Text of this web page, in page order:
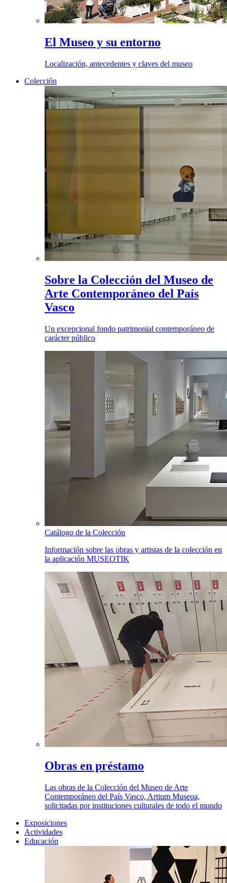
El Museo y su entorno
Localización, antecedentes y claves del museo
Colección
Sobre la Colección del Museo de
Arte Contemporáneo del País
Vasco
Un excepcional fondo patrimonial contemporáneo de
carácter público
Catálogo de la Colección
Información sobre las obras y artistas de la colección en
la aplicación MUSEOTIK
Obras en préstamo
Las obras de la Colección del Museo de Arte
Contemporáneo del País Vasco, Artium Museoa,
solicitadas por instituciones culturales de todo el mundo
Exposiciones
Actividades
Educación